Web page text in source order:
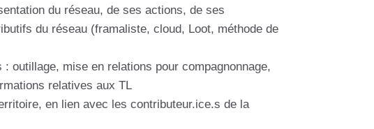
du réseau, de ses actions, de ses
du réseau (framaliste, cloud, Loot, méthode de
outillage, mise en relations pour compagnonnage,
relatives aux TL
en lien avec les contributeur.ice.s de la